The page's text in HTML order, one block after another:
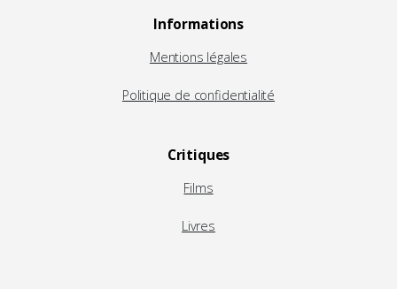
Informations
Mentions légales
Politique de confidentialité
Critiques
Films
Livres